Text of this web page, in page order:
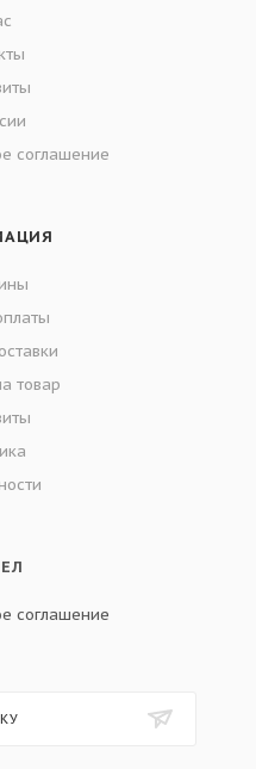
соглашение
товар
соглашение